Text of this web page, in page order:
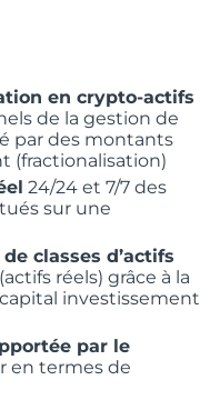
en crypto-actifs
de la gestion de
par des montants
(fractionalisation)
24/24 et 7/7 des
sur une
classes d’actifs
(actifs réels) grâce à la
investissement
par le
en termes de